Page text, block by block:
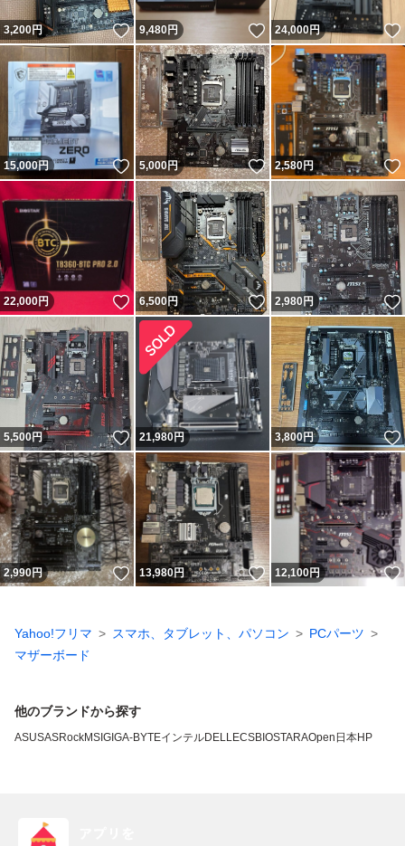
3,200円 いいね！
9,480円 いいね！
24,000円
15,000円 いいね！
5,000円 いいね！
2,580円
22,000円 いいね！
6,500円 いいね！
2,980円
5,500円 いいね！
21,980円 3,800円
2,990円 いいね！
13,980円 いいね！
12,100円
Yahoo!フリマ スマホ、タブレット、パソコン
PCパーツ
マザーボード
他のブランドから探す
ASUSASRockMSI GIGA-BYTEインテルDELLECSBIOSTARAOpen 日本HP